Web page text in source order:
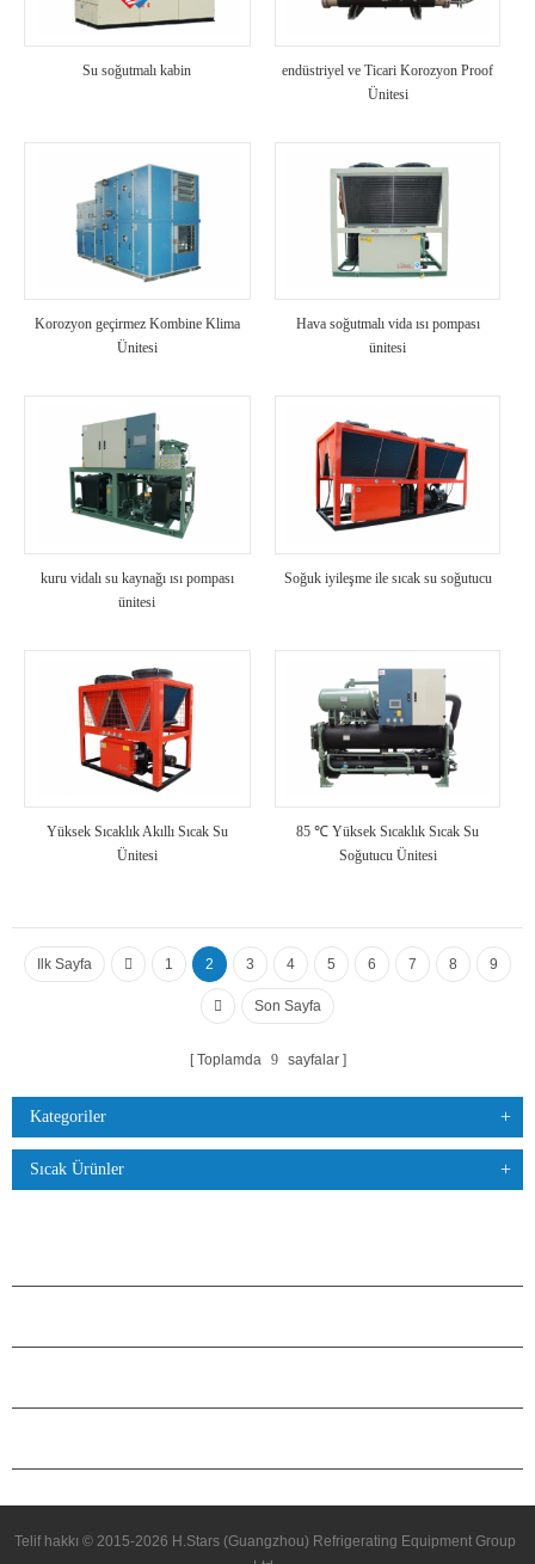
Su soğutmalı kabin
endüstriyel ve Ticari Korozyon Proof
Ünitesi
Korozyon geçirmez Kombine Klima
Ünitesi
Hava soğutmalı vida ısı pompası
ünitesi
kuru vidalı su kaynağı ısı pompası
ünitesi
Soğuk iyileşme ile sıcak su soğutucu
Yüksek Sıcaklık Akıllı Sıcak Su
Ünitesi
85 ℃ Yüksek Sıcaklık Sıcak Su
Soğutucu Ünitesi
Ilk Sayfa 1 2 3 4 5 6 7 8 9
Son Sayfa
Toplamda 9 sayfalar
Kategoriler
Sıcak Ürünler
Telif hakkı © 2015-2026 H.Stars (Guangzhou) Refrigerating Equipment Group